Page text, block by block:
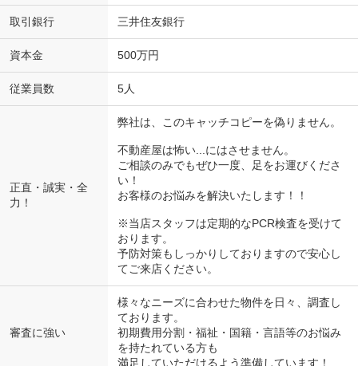
取引銀行 三井住友銀行
資本金 500万円
従業員数 5人
正直・誠実・全
力！
弊社は、このキャッチコピーを偽りません。
不動産屋は怖い...にはさせません。
ご相談のみでもぜひ一度、足をお運びくださ
い！
お客様のお悩みを解決いたします！！
※当店スタッフは定期的なPCR検査を受けて
おります。
予防対策もしっかりしておりますので安心し
てご来店ください。
審査に強い
様々なニーズに合わせた物件を日々、調査し
ております。
初期費用分割・福祉・国籍・言語等のお悩み
を持たれている方も
満足していただけるよう準備しています！